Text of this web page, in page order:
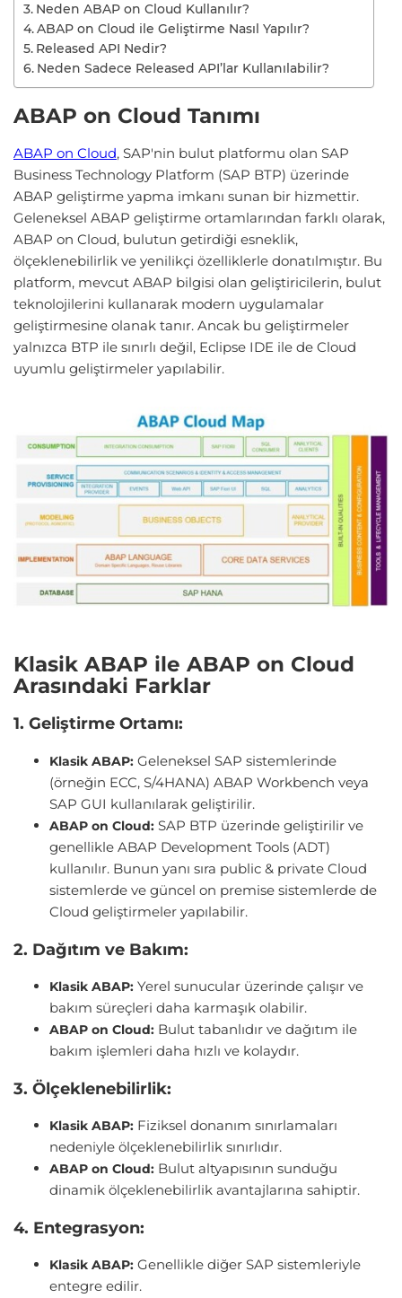
Neden ABAP on Cloud Kullanılır?
ABAP on Cloud ile Geliştirme Nasıl Yapılır?
Released API Nedir?
Neden Sadece Released API’lar Kullanılabilir?
ABAP on Cloud Tanımı
ABAP on Cloud, SAP'nin bulut platformu olan SAP
Business Technology Platform (SAP BTP) üzerinde
ABAP geliştirme yapma imkanı sunan bir hizmettir.
Geleneksel ABAP geliştirme ortamlarından farklı olarak,
ABAP on Cloud, bulutun getirdiği esneklik,
ölçeklenebilirlik ve yenilikçi özelliklerle donatılmıştır. Bu
platform, mevcut ABAP bilgisi olan geliştiricilerin, bulut
teknolojilerini kullanarak modern uygulamalar
geliştirmesine olanak tanır. Ancak bu geliştirmeler
yalnızca BTP ile sınırlı değil, Eclipse IDE ile de Cloud
uyumlu geliştirmeler yapılabilir.
Klasik ABAP ile ABAP on Cloud
Arasındaki Farklar
1. Geliştirme Ortamı:
Klasik ABAP: Geleneksel SAP sistemlerinde
(örneğin ECC, S/4HANA) ABAP Workbench veya
SAP GUI kullanılarak geliştirilir.
ABAP on Cloud: SAP BTP üzerinde geliştirilir ve
genellikle ABAP Development Tools (ADT)
kullanılır. Bunun yanı sıra public & private Cloud
sistemlerde ve güncel on premise sistemlerde de
Cloud geliştirmeler yapılabilir.
2. Dağıtım ve Bakım:
Klasik ABAP: Yerel sunucular üzerinde çalışır ve
bakım süreçleri daha karmaşık olabilir.
ABAP on Cloud: Bulut tabanlıdır ve dağıtım ile
bakım işlemleri daha hızlı ve kolaydır.
3. Ölçeklenebilirlik:
Klasik ABAP: Fiziksel donanım sınırlamaları
nedeniyle ölçeklenebilirlik sınırlıdır.
ABAP on Cloud: Bulut altyapısının sunduğu
dinamik ölçeklenebilirlik avantajlarına sahiptir.
4. Entegrasyon:
Klasik ABAP: Genellikle diğer SAP sistemleriyle
entegre edilir.